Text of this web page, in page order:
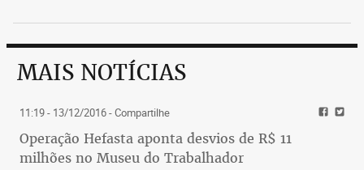
MAIS NOTÍCIAS
11:19 - 13/12/2016- Compartilhe
Operação Hefasta aponta desvios de R$ 11
milhões no Museu do Trabalhador